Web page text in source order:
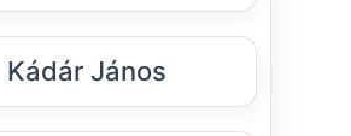
Kádár János